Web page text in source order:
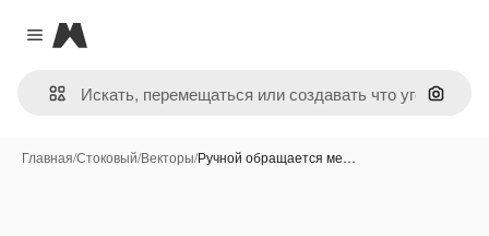
Close menu
Magnific
Поиск
Главная/Стоковый/Векторы/Ручной обращается ме…